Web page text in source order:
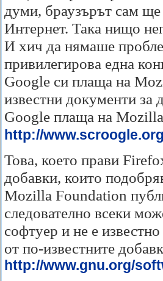
думи, браузърът сам
Интернет. Така нищо
И хич да нямаше
привилегирова една
Google си плаща на
известни документи за
Google плаща на
http://
Това, което прави
добавки, които
Mozilla Foundation
следователно всеки
софтуер и не е
от по-известните
http://www.gnu.org/